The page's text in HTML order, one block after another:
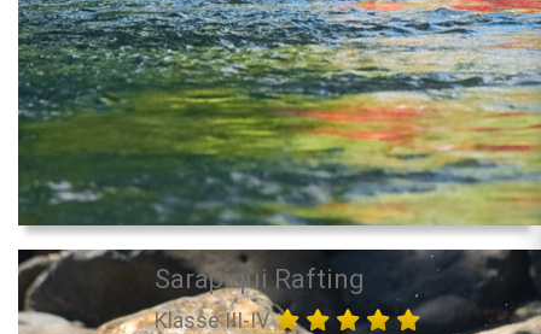
Sarapiqui Rafting
Klasse III-IV